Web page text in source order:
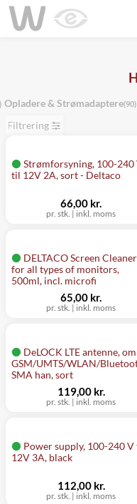
Opladere & Strømadaptere(90)
Filtrering
Strømforsyning, 100-240
til 12V 2A, sort - Deltaco
pr. stk. | inkl. moms
66,00 kr.
DELTACO Screen Cleaner
for all types of monitors,
500ml, incl. microfi
pr. stk. | inkl. moms
65,00 kr.
DeLOCK LTE antenne,
GSM/UMTS/WLAN/
SMA han, sort
pr. stk. | inkl. moms
119,00 kr.
Power supply, 100-240 V
12V 3A, black
pr. stk. | inkl. moms
112,00 kr.
Mangler chatten?
Ret samtykke!